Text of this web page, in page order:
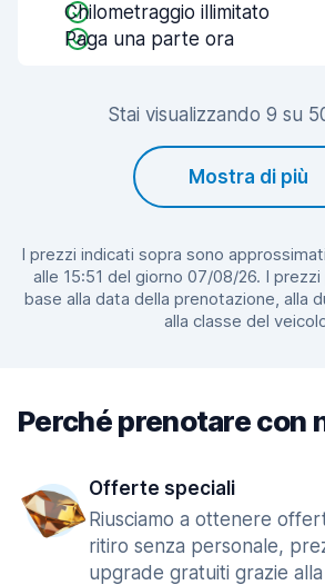
Chilometraggio illimitato
Paga una parte ora
Stai visualizzando 9 su
Mostra di più
I prezzi indicati sopra sono
alle 15:51 del giorno 07/08/26. I
base alla data della prenotazione, alla
alla classe del
Perché prenotare con
Offerte speciali
Riusciamo a ottenere
ritiro senza personale,
upgrade gratuiti grazie